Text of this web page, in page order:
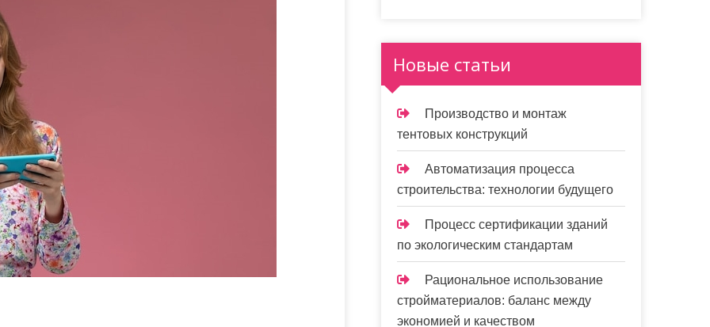
Новые статьи
Производство и монтаж
тентовых конструкций
Автоматизация процесса
строительства: технологии будущего
Процесс сертификации зданий
по экологическим стандартам
Рациональное использование
стройматериалов: баланс между
экономией и качеством